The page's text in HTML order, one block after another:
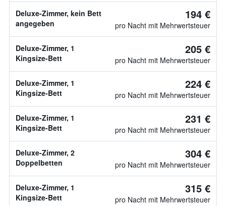
Deluxe-Zimmer, kein Bett
angegeben
194 €
pro Nacht mit Mehrwertsteuer
Deluxe-Zimmer, 1
Kingsize-Bett
205 €
pro Nacht mit Mehrwertsteuer
Deluxe-Zimmer, 1
Kingsize-Bett
224 €
pro Nacht mit Mehrwertsteuer
Deluxe-Zimmer, 1
Kingsize-Bett
231 €
pro Nacht mit Mehrwertsteuer
Deluxe-Zimmer, 2
Doppelbetten
304 €
pro Nacht mit Mehrwertsteuer
Deluxe-Zimmer, 1
Kingsize-Bett
315 €
pro Nacht mit Mehrwertsteuer